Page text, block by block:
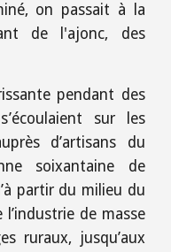
on passait à la
de l'ajonc, des
pendant des
sur les
d’artisans du
soixantaine de
partir du milieu du
l’industrie de masse
ruraux, jusqu’aux